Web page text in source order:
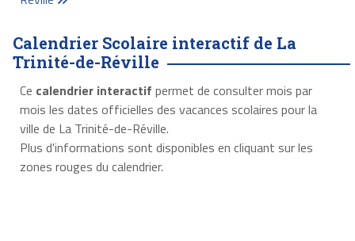
Calendrier Scolaire interactif de La
Trinité-de-Réville
Ce calendrier interactif permet de consulter mois par
mois les dates officielles des vacances scolaires pour la
ville de La Trinité-de-Réville.
Plus d'informations sont disponibles en cliquant sur les
zones rouges du calendrier.